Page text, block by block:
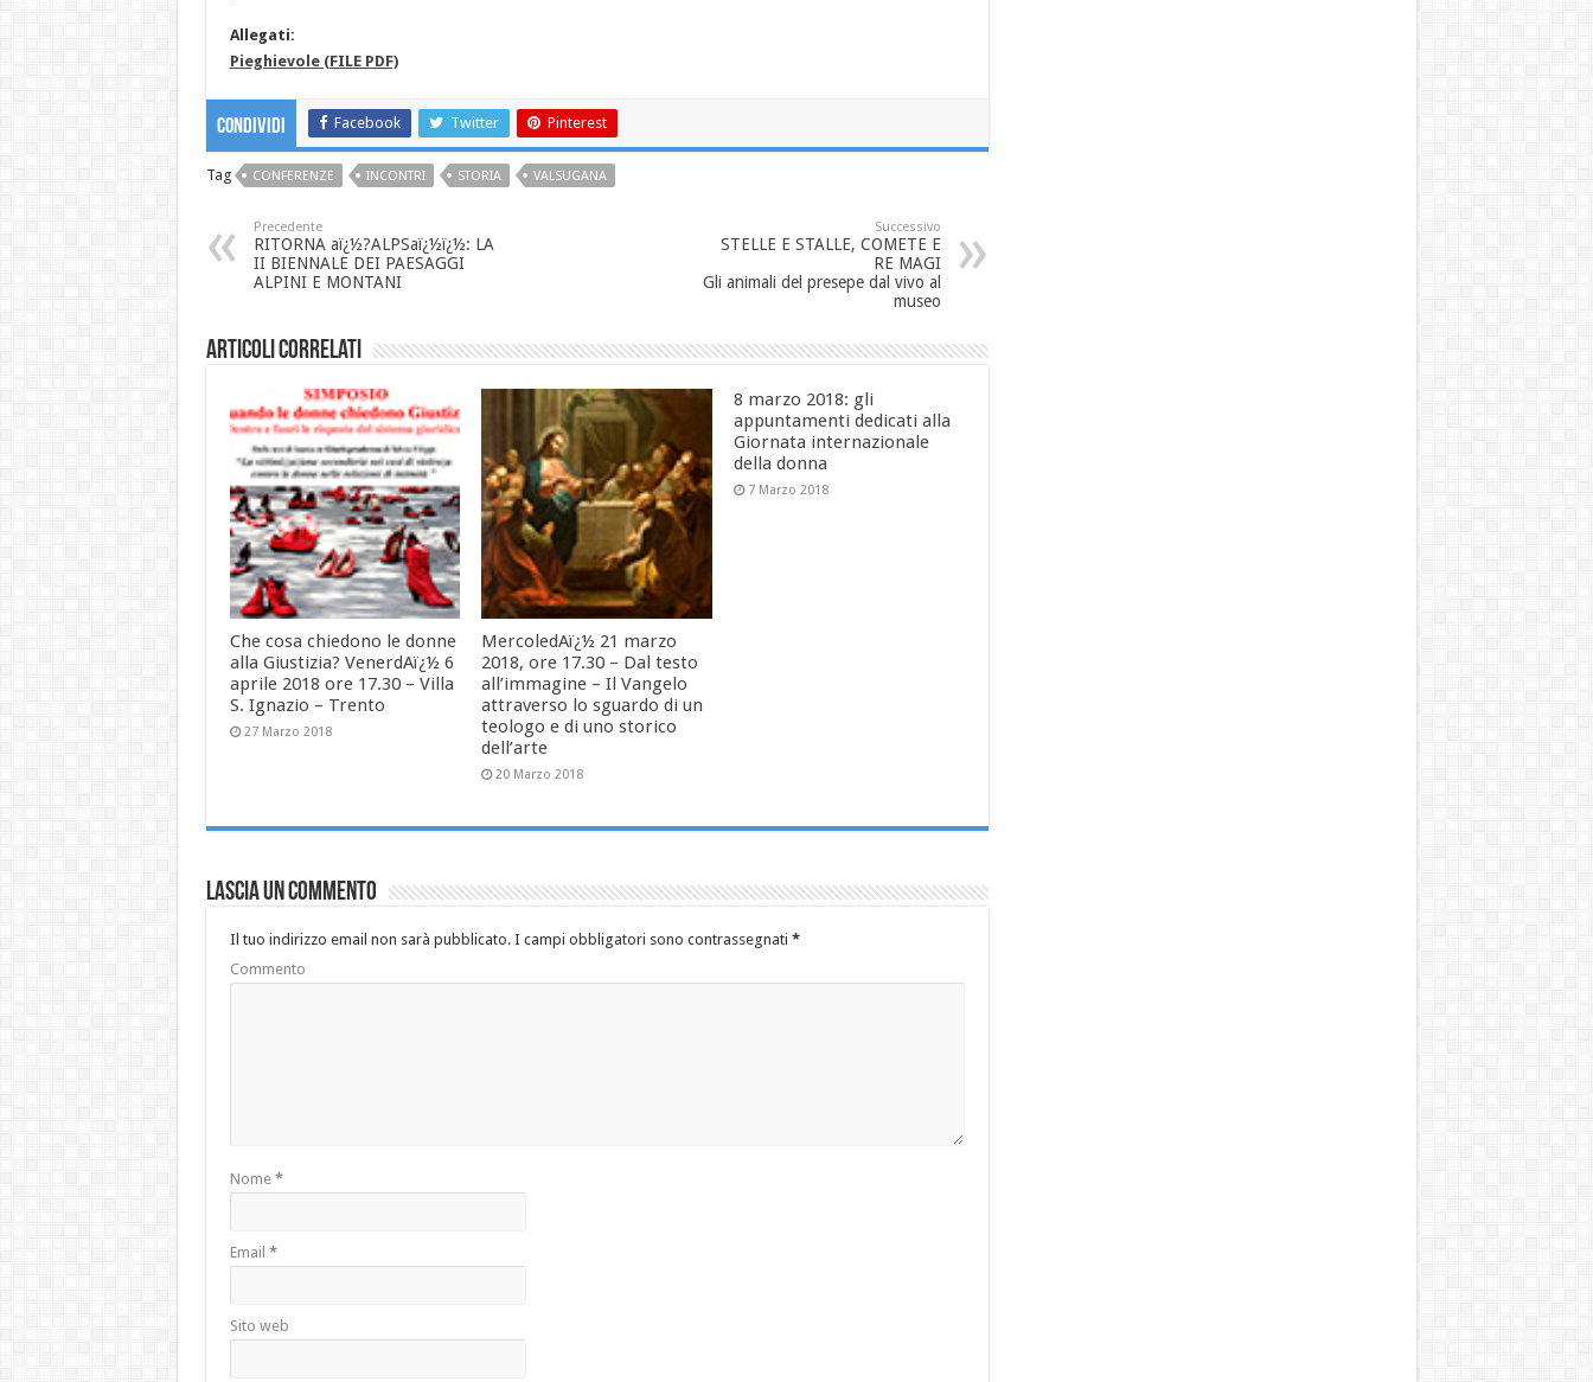
Allegati:
Pieghievole (FILE PDF)
Condividi Facebook Twitter Pinterest
Tag CONFERENZE INCONTRI STORIA VALSUGANA
Precedente
RITORNA aï¿½?ALPSaï¿½ï¿½: LA
II BIENNALE DEI PAESAGGI
ALPINI E MONTANI
Successivo
STELLE E STALLE, COMETE E
RE MAGI
Gli animali del presepe dal vivo al
museo
Articoli correlati
Che cosa chiedono le donne
alla Giustizia? VenerdAï¿½ 6
aprile 2018 ore 17.30 – Villa
S. Ignazio – Trento
27 Marzo 2018
MercoledAï¿½ 21 marzo
2018, ore 17.30 – Dal testo
all’immagine – Il Vangelo
attraverso lo sguardo di un
teologo e di uno storico
dell’arte
20 Marzo 2018
8 marzo 2018: gli
appuntamenti dedicati alla
Giornata internazionale
della donna
7 Marzo 2018
Lascia un commento
Il tuo indirizzo email non sarà pubblicato.I campi obbligatori sono contrassegnati *
Commento
Nome *
Email *
Sito web